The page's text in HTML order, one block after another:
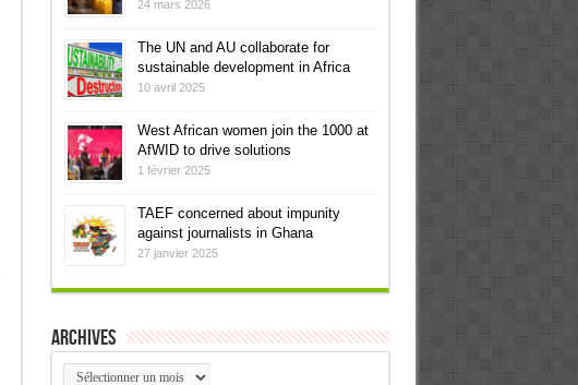
24 mars 2026
The UN and AU collaborate for
sustainable development in Africa
10 avril 2025
West African women join the 1000 at
AfWID to drive solutions
1 février 2025
TAEF concerned about impunity
against journalists in Ghana
27 janvier 2025
Archives
Archives